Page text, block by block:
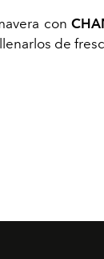
con
de